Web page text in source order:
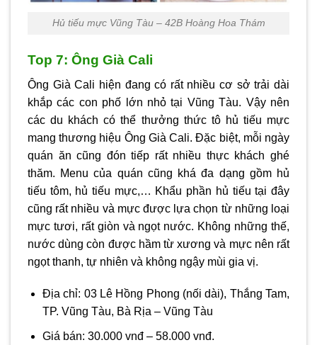
Hủ tiếu mực Vũng Tàu – 42B Hoàng Hoa Thám
Top 7: Ông Già Cali
Ông Già Cali hiện đang có rất nhiều cơ sở trải dài
khắp các con phố lớn nhỏ tại Vũng Tàu. Vậy nên
các du khách có thể thưởng thức tô hủ tiếu mực
mang thương hiệu Ông Già Cali. Đặc biệt, mỗi ngày
quán ăn cũng đón tiếp rất nhiều thực khách ghé
thăm. Menu của quán cũng khá đa dạng gồm hủ
tiếu tôm, hủ tiếu mực,… Khẩu phần hủ tiếu tại đây
cũng rất nhiều và mực được lựa chọn từ những loại
mực tươi, rất giòn và ngọt nước. Không những thế,
nước dùng còn được hầm từ xương và mực nên rất
ngọt thanh, tự nhiên và không ngậy mùi gia vị.
Địa chỉ: 03 Lê Hồng Phong (nối dài), Thắng Tam,
TP. Vũng Tàu, Bà Rịa – Vũng Tàu
Giá bán: 30.000 vnđ – 58.000 vnđ.